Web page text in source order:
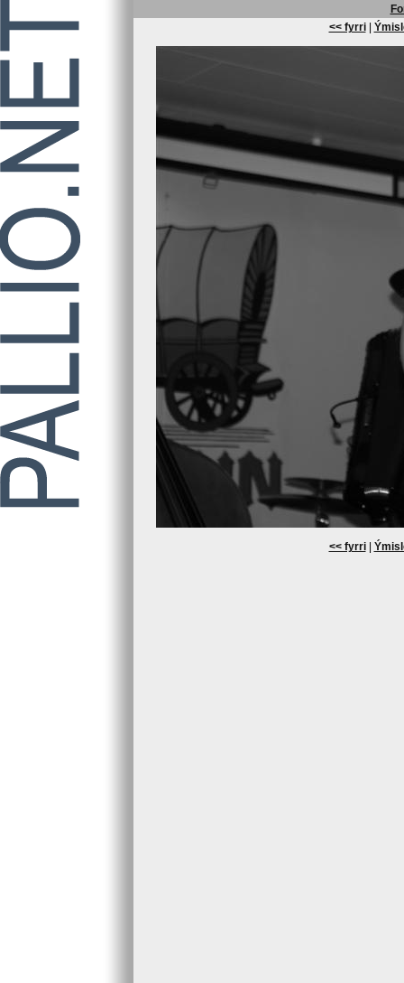
<< fyrri|
<< fyrri|